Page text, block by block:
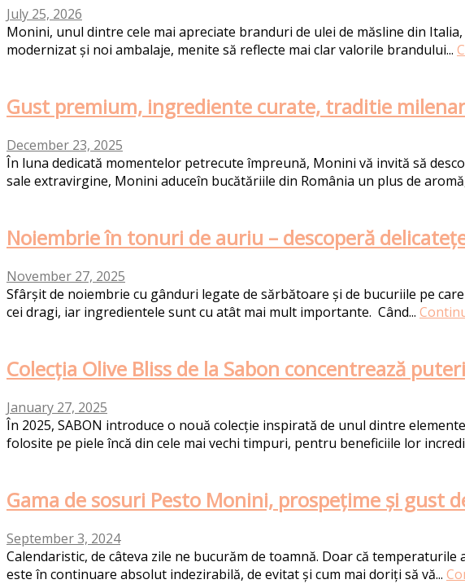
July 25, 2026
​Monini, unul dintre cele mai apreciate branduri de ulei de măsline din
modernizat și noi ambalaje, menite să reflecte mai clar valorile brandului...
Gust premium, ingrediente curate, traditie
December 23, 2025
În luna dedicată momentelor petrecute împreună, Monini vă invită să
sale extravirgine, Monini aduceîn bucătăriile din România un plus de
Noiembrie în tonuri de auriu – descoperă
November 27, 2025
Sfârșit de noiembrie cu gânduri legate de sărbătoare și de bucuriile pe
cei dragi, iar ingredientele sunt cu atât mai mult importante. Când...
Colecția Olive Bliss de la Sabon concentrează
January 27, 2025
În 2025, SABON introduce o nouă colecție inspirată de unul dintre
folosite pe piele încă din cele mai vechi timpuri, pentru beneficiile lor
Gama de sosuri Pesto Monini, prospețime și gust
September 3, 2024
Calendaristic, de câteva zile ne bucurăm de toamnă. Doar că
este în continuare absolut indezirabilă, de evitat și cum mai doriți să vă...